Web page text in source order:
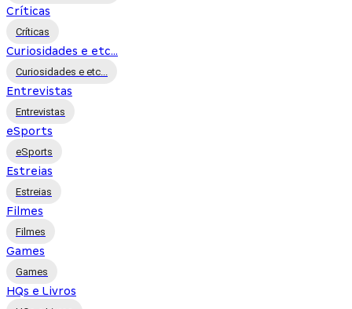
Críticas
Críticas
Curiosidades e etc...
Curiosidades e etc...
Entrevistas
Entrevistas
eSports
eSports
Estreias
Estreias
Filmes
Filmes
Games
Games
HQs e Livros